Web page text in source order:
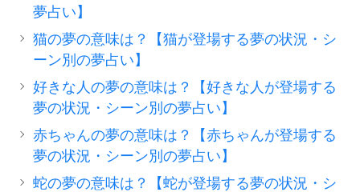
夢占い】
猫の夢の意味は？【猫が登場する夢の状況・シ
ーン別の夢占い】
好きな人の夢の意味は？【好きな人が登場する
夢の状況・シーン別の夢占い】
赤ちゃんの夢の意味は？【赤ちゃんが登場する
夢の状況・シーン別の夢占い】
蛇の夢の意味は？【蛇が登場する夢の状況・シ